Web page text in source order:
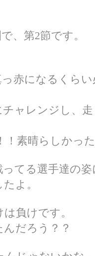
、第2節です。
赤になるくら
ャレンジし、
！素晴らしかっ
てる選手達の
よ。
負けです。
だろう？？